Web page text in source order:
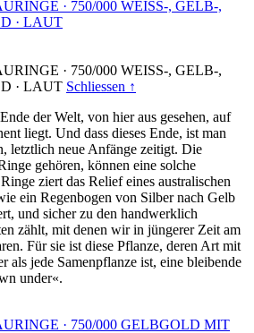
· 750/000 WEISS-, GELB-,
· LAUT
· 750/000 WEISS-, GELB-,
· LAUT Schliessen ↑
der Welt, von hier aus gesehen, auf
liegt. Und dass dieses Ende, ist man
letztlich neue Anfänge zeitigt. Die
gehören, können eine solche
ziert das Relief eines australischen
ein Regenbogen von Silber nach Gelb
und sicher zu den handwerklich
zählt, mit denen wir in jüngerer Zeit am
Für sie ist diese Pflanze, deren Art mit
als jede Samenpflanze ist, eine bleibende
under«.
· 750/000 GELBGOLD MIT